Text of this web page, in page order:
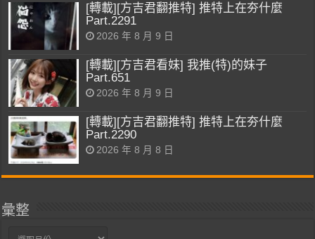
[轉載][方吉君翻推特] 推特上在夯什麼
Part.2291
2026 年 8 月 9 日
[轉載][方吉君看妹] 我推(特)的妹子
Part.651
2026 年 8 月 9 日
[轉載][方吉君翻推特] 推特上在夯什麼
Part.2290
2026 年 8 月 8 日
彙整
彙